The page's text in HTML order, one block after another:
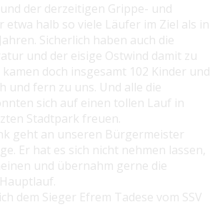
der derzeitigen Grippe- und
etwa halb so viele Läufer im Ziel als in
Sicherlich haben auch die
und der eisige Ostwind damit zu
doch insgesamt 102 Kinder und
und fern zu uns. Und alle die
sich auf einen tollen Lauf in
Stadtpark freuen.
geht an unseren Bürgermeister
Er hat es sich nicht nehmen lassen,
und übernahm gerne die
dem Sieger Efrem Tadese vom SSV